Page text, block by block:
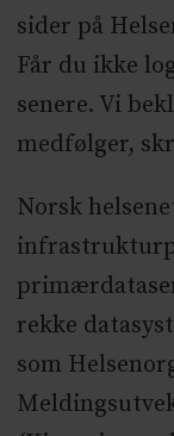
sider på
Får du ikke
senere. Vi
medfølger,
Norsk
rekke
som